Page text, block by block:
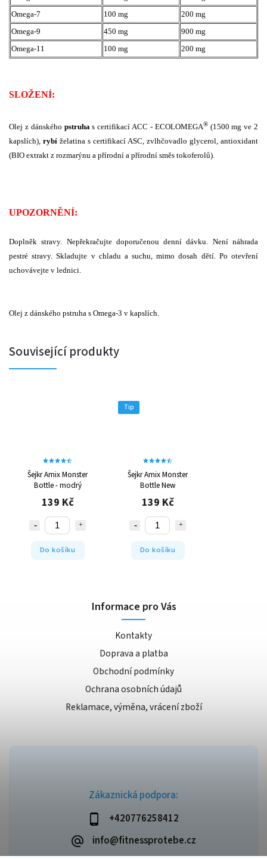
Omega-7
100 mg
200 mg
Omega-9
450 mg
900 mg
Omega-11
100 mg 200 mg
SLOŽENÍ:
Olej z dánského pstruhas certifikací ACC - ECOLOMEGA®(1500 mg ve 2
kapslích), rybí želatina s certifikací ASC, zvlhčovadlo glycerol, antioxidant
(BIO extrakt z rozmarýnu a přírodní a přírodní směs tokoferolů).
UPOZORNĚNÍ:
Doplněk stravy. Nepřekračujte doporučenou denní dávku. Není náhrada
pestré stravy. Skladujte v chladu a suchu, mimo dosah dětí. Po otevření
uchovávejte v lednici.
Olej z dánského pstruha s Omega-3 v kapslích.
Související produkty
Šejkr Amix Monster
Bottle - modrý
139 Kč
Do košíku
Tip
Šejkr Amix Monster
Bottle New
139 Kč
Do košíku
Zákaznická podpora:
+420776258412
info@fitnessprotebe.cz
Informace pro Vás
Kontakty
Doprava a platba
Obchodní podmínky
Ochrana osobních údajů
Reklamace, výměna, vrácení zboží